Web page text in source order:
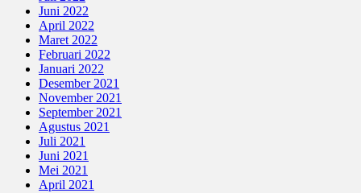
Juni 2022
April 2022
Maret 2022
Februari 2022
Januari 2022
Desember 2021
November 2021
September 2021
Agustus 2021
Juli 2021
Juni 2021
Mei 2021
April 2021